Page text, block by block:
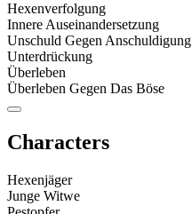
Hexenverfolgung
Innere Auseinandersetzung
Unschuld Gegen Anschuldigung
Unterdrückung
Überleben
Überleben Gegen Das Böse
Characters
Hexenjäger
Junge Witwe